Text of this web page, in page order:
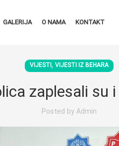
GALERIJA O NAMA KONTAKT
VIJESTI, VIJESTI IZ BEHARA
zaplesali su
Posted by Admin